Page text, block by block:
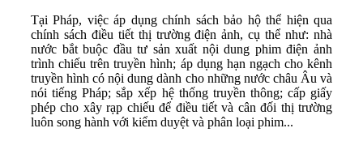
Tại Pháp, việc áp dụng chính sách bảo hộ thể hiện qua
chính sách điều tiết thị trường điện ảnh, cụ thể như: nhà
nước bắt buộc đầu tư sản xuất nội dung phim điện ảnh
trình chiếu trên truyền hình; áp dụng hạn ngạch cho kênh
truyền hình có nội dung dành cho những nước châu Âu và
nói tiếng Pháp; sắp xếp hệ thống truyền thông; cấp giấy
phép cho xây rạp chiếu để điều tiết và cân đối thị trường
luôn song hành với kiểm duyệt và phân loại phim...